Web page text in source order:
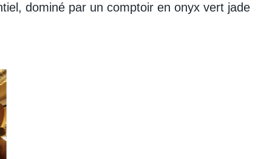
dominé par un comptoir en onyx vert jade